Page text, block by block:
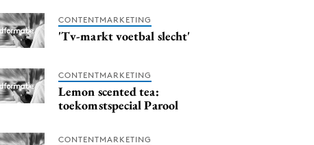
CONTENTMARKETING
'Tv-markt voetbal slecht'
CONTENTMARKETING
Lemon scented tea:
toekomstspecial Parool
CONTENTMARKETING